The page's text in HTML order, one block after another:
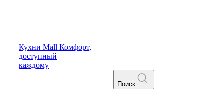
Кухни Mall Комфорт,
доступный
каждому
Поиск